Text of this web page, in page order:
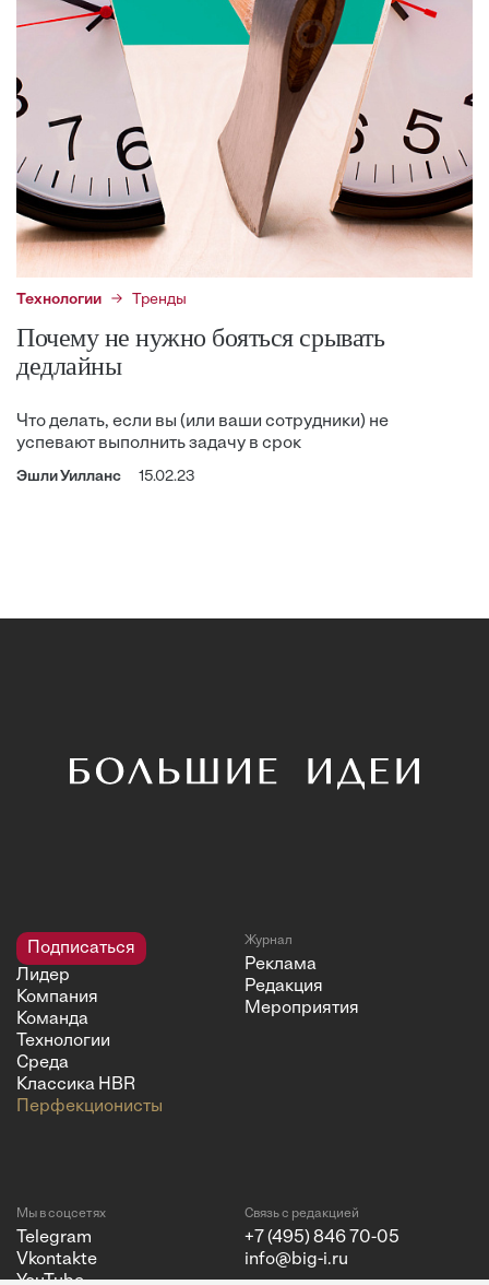
Технологии Тренды
Почему не нужно бояться срывать
дедлайны
Что делать, если вы (или ваши сотрудники) не
успевают выполнить задачу в срок
Эшли Уилланс 15.02.23
Подписаться
Лидер
Компания
Команда
Технологии
Среда
Классика HBR
Перфекционисты
Журнал
Реклама
Редакция
Мероприятия
Мы в соцсетях
Telegram
Vkontakte
Связь с редакцией
+7 (495) 846 70-05
info@big-i.ru